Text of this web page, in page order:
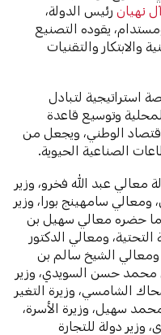
نهيان رئيس الدولة،
يقوده التصنيع
والابتكار والتقنيات
لتبادل
وتوسيع قاعدة
الوطني، ويجعل من
الصناعية الحيوية.
⁠عبد الله فخرو، وزير
ومعالي سامهينج بورا، وزير
كما حضره ⁠معالي سهيل بن
ومعالي الدكتور
ومعالي الشيخ سالم بن
محمد حسن السويدي، وزير
الشامسي، وزيرة التغير
سهيل، وزيرة الأسرة،
وزير دولة للتجارة